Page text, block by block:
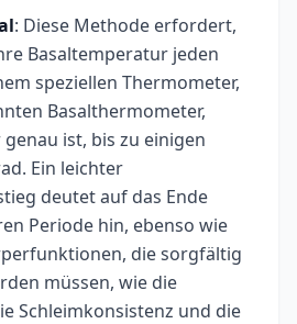
: Diese Methode erfordert,
Basaltemperatur jeden
speziellen Thermometer,
Basalthermometer,
ist, bis zu einigen
Ein leichter
deutet auf das Ende
Periode hin, ebenso wie
die sorgfältig
müssen, wie die
Schleimkonsistenz und die